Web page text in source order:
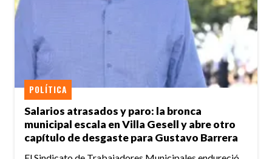
Salarios atrasados y paro: la bronca
municipal escala en Villa Gesell y abre otro
capítulo de desgaste para Gustavo Barrera
POLÍTICA